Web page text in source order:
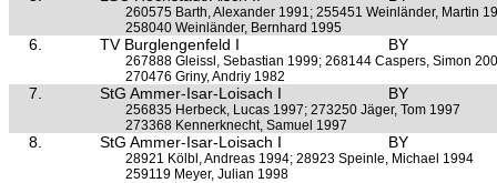
260575 Barth, Alexander 1991; 255451 Weinländer, Martin
258040 Weinländer, Bernhard 1995
6. TV Burglengenfeld I BY
267888 Gleissl, Sebastian 1999; 268144 Caspers, Simon
270476 Griny, Andriy 1982
7. StG Ammer-Isar-Loisach I BY
256835 Herbeck, Lucas 1997; 273250 Jäger, Tom 1997
273368 Kennerknecht, Samuel 1997
8. StG Ammer-Isar-Loisach I BY
28921 Kölbl, Andreas 1994; 28923 Speinle, Michael 1994
259119 Meyer, Julian 1998